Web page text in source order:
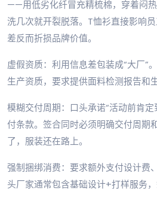
——用低劣化纤冒充精梳棉，穿着闷热
洗几次就开裂脱落。T恤衫直接影响
差反而折损品牌价值。
虚假资质：利用信息差包装成“大厂”
生产资质，要求提供面料检测报告和
模糊交付周期：口头承诺“活动前肯
付条款。签合同时必须明确交付周期
了，服装还在路上。
强制捆绑消费：要求额外支付设计费
头厂家通常包含基础设计+打样服务